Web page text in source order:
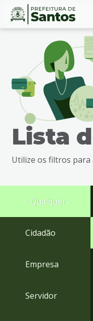
Ir
busca
Ir
rodapé
Conteúdo
Lista
Utilize os filtros para
- Qualquer -
Cidadão
Empresa
Servidor